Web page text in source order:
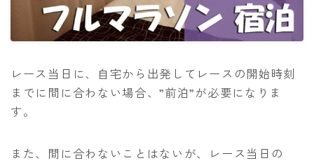
アクセサリー
補給食
練習メニュー・走り方
ランニング基礎知識
食事と栄養
レース当日に、自宅から出発してレースの開始時刻
までに間に合わない場合、”前泊”が必要になりま
す。
また、間に合わないことはないが、レース当日の